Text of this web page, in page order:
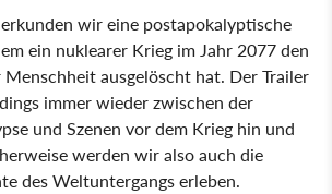
wir eine postapokalyptische
ein nuklearer Krieg im Jahr 2077 den
ausgelöscht hat. Der Trailer
immer wieder zwischen der
und Szenen vor dem Krieg hin und
werden wir also auch die
des Weltuntergangs erleben.